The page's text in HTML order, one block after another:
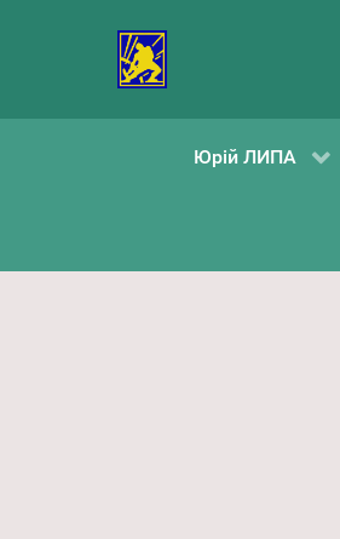
Юрій ЛИПА